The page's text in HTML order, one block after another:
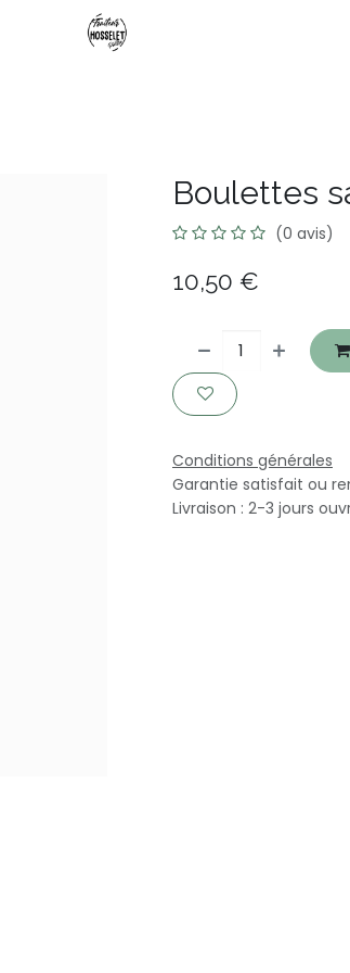
Boulettes
(0 avis)
10,50 €
Conditions générales
Garantie satisfait ou
Livraison : 2-3 jours